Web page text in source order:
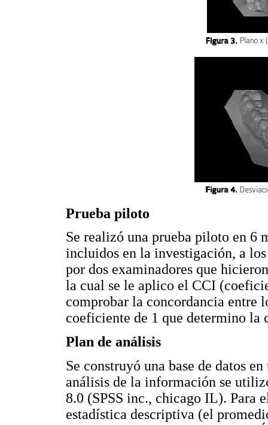
Prueba piloto
Se realizó una prueba piloto en 6
incluidos en la investigación, a
por dos examinadores que
la cual se le aplico el CCI
comprobar la concordancia entre
coeficiente de 1 que determino la
Plan de análisis
Se construyó una base de datos
análisis de la información se
8.0 (SPSS inc., chicago IL). Para
estadística descriptiva (el